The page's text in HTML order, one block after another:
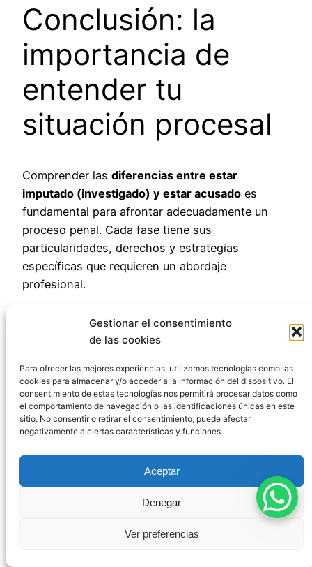
Gestionar el consentimiento
de las cookies
Para ofrecer las mejores experiencias, utilizamos tecnologías como las
cookies para almacenar y/o acceder a la información del dispositivo. El
consentimiento de estas tecnologías nos permitirá procesar datos como
el comportamiento de navegación o las identificaciones únicas en este
sitio. No consentir o retirar el consentimiento, puede afectar
negativamente a ciertas características y funciones.
Aceptar
Denegar
Ver preferencias
Conclusión: la
importancia de
entender tu
situación procesal
Comprender las diferencias entre estar
imputado (investigado) y estar acusado es
fundamental para afrontar adecuadamente un
proceso penal. Cada fase tiene sus
particularidades, derechos y estrategias
específicas que requieren un abordaje
profesional.
situaciones, no subestimes la importancia de
desde el primer momento. En
CódigoPenalEspaña estamos preparados para
acompañarte en todo el proceso, defendiendo
tus derechos con rigor y compromiso.
Recuerda que el sistema judicial puede ser
complejo y abrumador, pero con el apoyo
adecuado podrás enfrentarlo con mayores
garantías. No dudes en contactarnos para una
tranquilidad y tus derechos son nuestra